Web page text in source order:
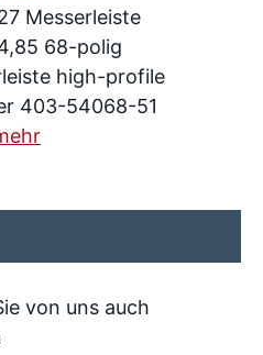
high-profile
403-54068-51
von uns auch